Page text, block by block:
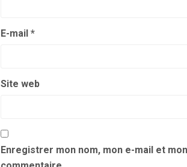
E-mail *
Site web
Enregistrer mon nom, mon e-mail et